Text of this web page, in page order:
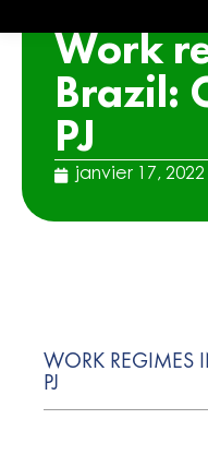
Work
Brazil:
PJ
janvier 17, 2022
WORK REGIMES
PJ